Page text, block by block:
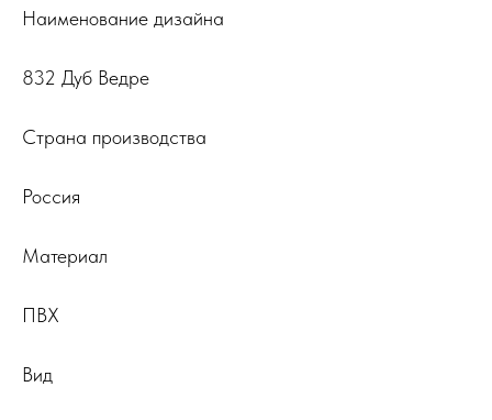
Наименование дизайна
832 Дуб Ведре
Страна производства
Россия
Материал
ПВХ
Вид